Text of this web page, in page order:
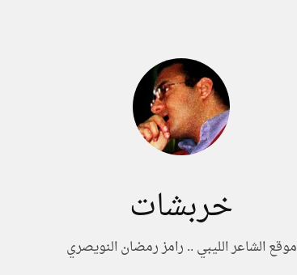
خربشات
موقع الشاعر الليبي .. رامز رمضان النويصري